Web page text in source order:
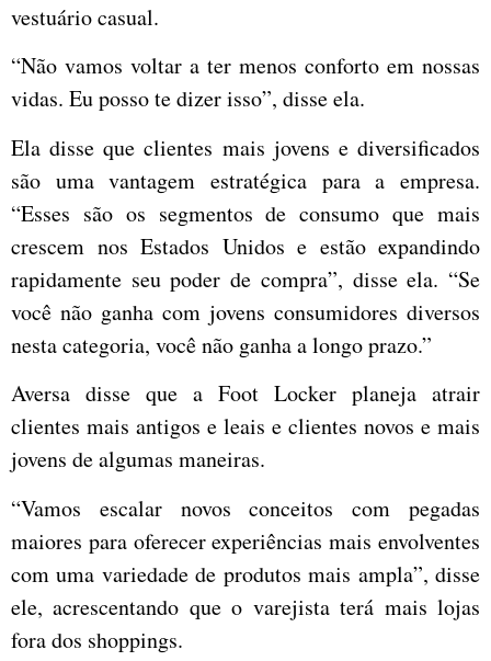
vestuário casual.
“Não vamos voltar a ter menos conforto em nossas
vidas. Eu posso te dizer isso”, disse ela.
Ela disse que clientes mais jovens e diversificados
são uma vantagem estratégica para a empresa.
“Esses são os segmentos de consumo que mais
crescem nos Estados Unidos e estão expandindo
rapidamente seu poder de compra”, disse ela. “Se
você não ganha com jovens consumidores diversos
nesta categoria, você não ganha a longo prazo.”
Aversa disse que a Foot Locker planeja atrair
clientes mais antigos e leais e clientes novos e mais
jovens de algumas maneiras.
“Vamos escalar novos conceitos com pegadas
maiores para oferecer experiências mais envolventes
com uma variedade de produtos mais ampla”, disse
ele, acrescentando que o varejista terá mais lojas
fora dos shoppings.